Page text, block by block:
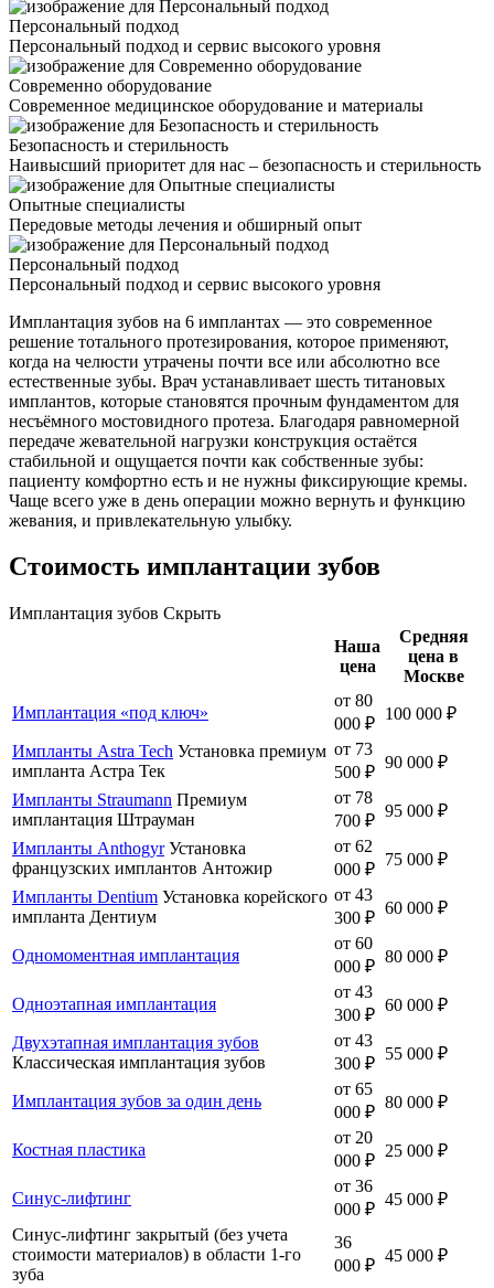
Персональный подход
Персональный подход и сервис высокого уровня
Современно оборудование
Современное медицинское оборудование и материалы
Безопасность и стерильность
Наивысший приоритет для нас – безопасность и стерильность
Опытные специалисты
Передовые методы лечения и обширный опыт
Персональный подход
Персональный подход и сервис высокого уровня
Имплантация зубов на 6 имплантах — это современное
решение тотального протезирования, которое применяют,
когда на челюсти утрачены почти все или абсолютно все
естественные зубы. Врач устанавливает шесть титановых
имплантов, которые становятся прочным фундаментом для
несъёмного мостовидного протеза. Благодаря равномерной
передаче жевательной нагрузки конструкция остаётся
стабильной и ощущается почти как собственные зубы:
пациенту комфортно есть и не нужны фиксирующие кремы.
Чаще всего уже в день операции можно вернуть и функцию
жевания, и привлекательную улыбку.
Стоимость имплантации зубов
Имплантация зубов Скрыть
Наша
цена
Средняя
цена в
Москве
Имплантация «под ключ»
от 80
000 ₽
100 000 ₽
Импланты Astra Tech Установка премиум
импланта Астра Тек
от 73
500 ₽
90 000 ₽
Импланты Straumann Премиум
имплантация Штрауман
от 78
700 ₽
95 000 ₽
Импланты Anthogyr Установка
французских имплантов Антожир
от 62
000 ₽
75 000 ₽
Импланты Dentium Установка корейского
импланта Дентиум
от 43
300 ₽
60 000 ₽
Одномоментная имплантация
от 60
000 ₽
80 000 ₽
Одноэтапная имплантация
от 43
300 ₽
60 000 ₽
Двухэтапная имплантация зубов
Классическая имплантация зубов
от 43
300 ₽
55 000 ₽
Имплантация зубов за один день
от 65
000 ₽
80 000 ₽
Костная пластика
от 20
000 ₽
25 000 ₽
Синус-лифтинг
от 36
000 ₽
45 000 ₽
Синус-лифтинг закрытый (без учета
стоимости материалов) в области 1-го
зуба
36
000 ₽
45 000 ₽